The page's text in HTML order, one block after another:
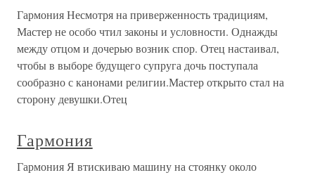
Гармония Несмотря на приверженность традициям,
Мастер не особо чтил законы и условности. Однажды
между отцом и дочерью возник спор. Отец настаивал,
чтобы в выборе будущего супруга дочь поступала
сообразно с канонами религии.Мастер открыто стал на
сторону девушки.Отец
Гармония
Гармония Я втискиваю машину на стоянку около